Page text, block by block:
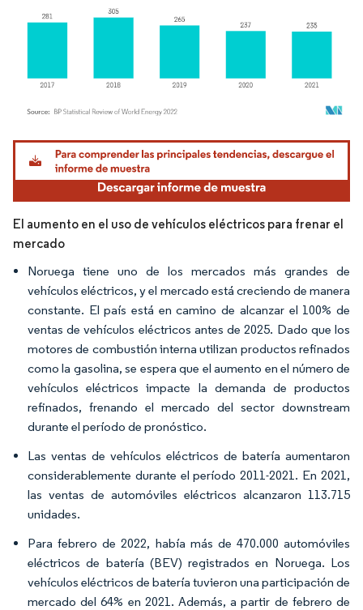
Imagen © Mordor Intelligence. El uso requiere atribución según CC BY 4.0.
El aumento en el uso de vehículos eléctricos para frenar el
mercado
Noruega tiene uno de los mercados más grandes de
vehículos eléctricos, y el mercado está creciendo de manera
constante. El país está en camino de alcanzar el 100% de
ventas de vehículos eléctricos antes de 2025. Dado que los
motores de combustión interna utilizan productos refinados
como la gasolina, se espera que el aumento en el número de
vehículos eléctricos impacte la demanda de productos
refinados, frenando el mercado del sector downstream
durante el período de pronóstico.
Las ventas de vehículos eléctricos de batería aumentaron
considerablemente durante el período 2011-2021. En 2021,
las ventas de automóviles eléctricos alcanzaron 113.715
unidades.
Para febrero de 2022, había más de 470.000 automóviles
eléctricos de batería (BEV) registrados en Noruega. Los
vehículos eléctricos de batería tuvieron una participación de
mercado del 64% en 2021. Además, a partir de febrero de